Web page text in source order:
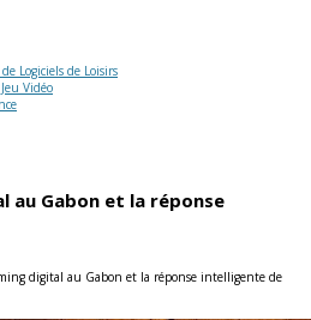
Logiciels de Loisirs
Vidéo
au Gabon et la réponse
digital au Gabon et la réponse intelligente de